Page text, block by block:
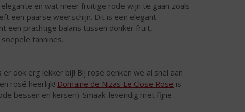
en wat meer fruitige rode wijn te gaan zoals
een paarse weerschijn. Dit is een elegant
een prachtige balans tussen donker fruit,
tannines.
ook erg lekker bij! Bij rosé denken we al snel aan
rosé heerlijk! Domaine de Nizas Le Close Rose is
bessen en kersen). Smaak: levendig met fijne